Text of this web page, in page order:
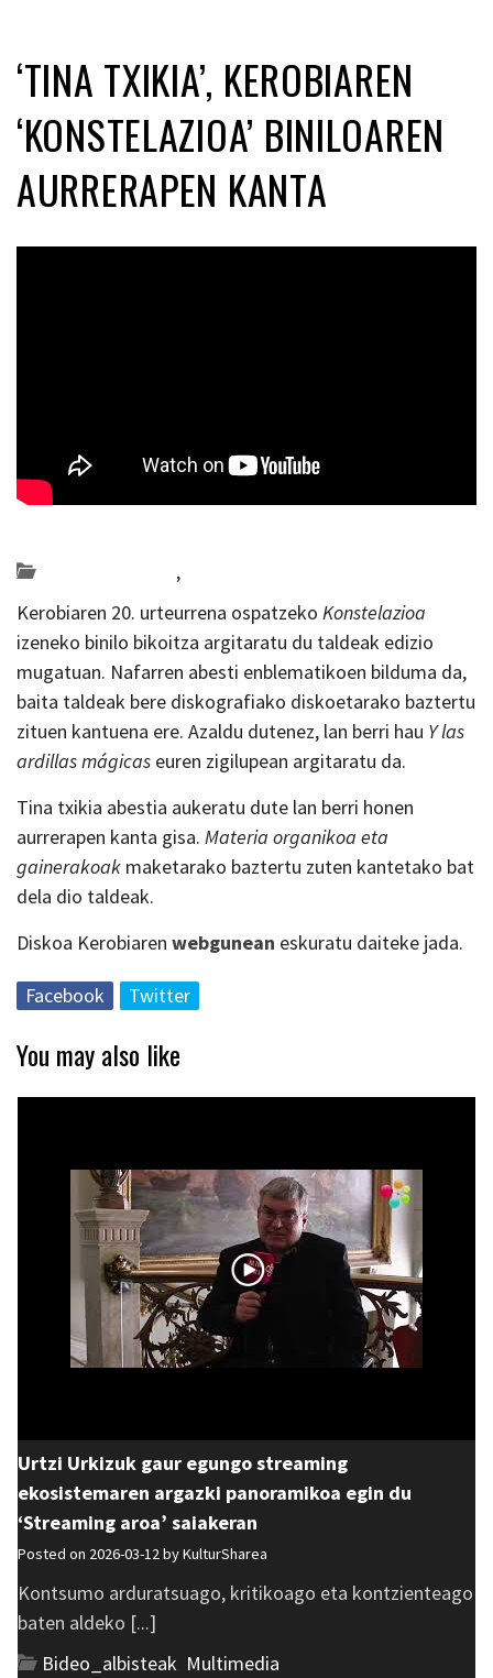
‘TINA TXIKIA’, KEROBIAREN
‘KONSTELAZIOA’ BINILOAREN
AURRERAPEN KANTA
,
Kerobiaren 20. urteurrena ospatzeko Konstelazioa
izeneko binilo bikoitza argitaratu du taldeak edizio
mugatuan. Nafarren abesti enblematikoen bilduma da,
baita taldeak bere diskografiako diskoetarako baztertu
zituen kantuena ere. Azaldu dutenez, lan berri hau Y las
ardillas mágicas euren zigilupean argitaratu da.
Tina txikia abestia aukeratu dute lan berri honen
aurrerapen kanta gisa. Materia organikoa eta
gainerakoak maketarako baztertu zuten kantetako bat
dela dio taldeak.
Diskoa Kerobiaren webgunean eskuratu daiteke jada.
Facebook Twitter
You may also like
Urtzi Urkizuk gaur egungo streaming
ekosistemaren argazki panoramikoa egin du
‘Streaming aroa’ saiakeran
Posted on 2026-03-12 byKulturSharea
Kontsumo arduratsuago, kritikoago eta kontzienteago
baten aldeko [...]
Bideo_albisteak Multimedia